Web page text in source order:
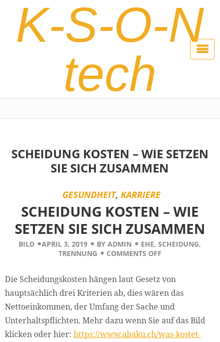
K-S-O-N
tech
SCHEIDUNG KOSTEN – WIE SETZEN
SIE SICH ZUSAMMEN
GESUNDHEIT, KARRIERE
SCHEIDUNG KOSTEN – WIE
SETZEN SIE SICH ZUSAMMEN
BILD APRIL 3, 2019 BYADMIN EHE,SCHEIDUNG,
TRENNUNG
COMMENTS OFF
Die Scheidungskosten hängen laut Gesetz von
hauptsächlich drei Kriterien ab, dies wären das
Nettoeinkommen, der Umfang der Sache und
Unterhaltspflichten. Mehr dazu wenn Sie auf das Bild
klicken oder hier: https://www.abaku.ch/was-kostet-